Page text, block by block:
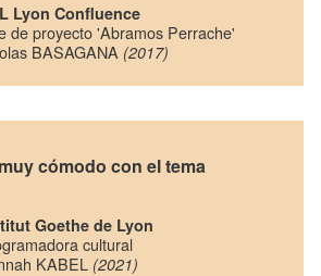
Lyon Confluence
de proyecto 'Abramos Perrache'
BASAGANA (2017)
cómodo con el tema
Goethe de Lyon
cultural
KABEL (2021)